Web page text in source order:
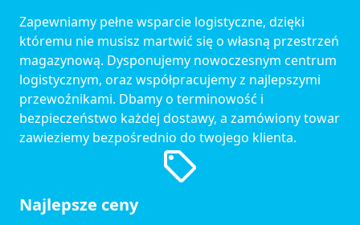
Zapewniamy pełne wsparcie logistyczne, dzięki
któremu nie musisz martwić się o własną przestrzeń
magazynową. Dysponujemy nowoczesnym centrum
logistycznym, oraz współpracujemy z najlepszymi
przewoźnikami. Dbamy o terminowość i
bezpieczeństwo każdej dostawy, a zamówiony towar
zawieziemy bezpośrednio do twojego klienta.
Najlepsze ceny